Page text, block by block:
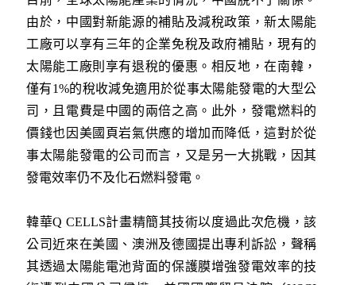
由於，中國對新能源的補貼及減稅政策，新太陽能
工廠可以享有三年的企業免稅及政府補貼，現有的
太陽能工廠則享有退稅的優惠。相反地，在南韓，
僅有1%的稅收減免適用於從事太陽能發電的大型公
司，且電費是中國的兩倍之高。此外，發電燃料的
價錢也因美國頁岩氣供應的增加而降低，這對於從
事太陽能發電的公司而言，又是另一大挑戰，因其
發電效率仍不及化石燃料發電。
韓華Q CELLS計畫精簡其技術以度過此次危機，該
公司近來在美國、澳洲及德國提出專利訴訟，聲稱
其透過太陽能電池背面的保護膜增強發電效率的技